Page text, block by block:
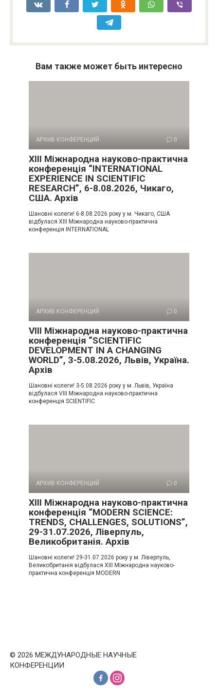
Вам также может быть интересно
АРХИВ КОНФЕРЕНЦИЙ 0
XIII Міжнародна науково-практична
конференція “INTERNATIONAL
EXPERIENCE IN SCIENTIFIC
RESEARCH”, 6-8.08.2026, Чикаго,
США. Архів
Шановні колеги! 6-8.08.2026 року у м. Чикаго, США
відбулася XIII Міжнародна науково-практична
конференція INTERNATIONAL
АРХИВ КОНФЕРЕНЦИЙ 0
VIII Міжнародна науково-практична
конференція “SCIENTIFIC
DEVELOPMENT IN A CHANGING
WORLD”, 3-5.08.2026, Львів, Україна.
Архів
Шановні колеги! 3-5.08.2026 року у м. Львів, Україна
відбулася VIII Міжнародна науково-практична
конференція SCIENTIFIC
АРХИВ КОНФЕРЕНЦИЙ 0
XIII Міжнародна науково-практична
конференція “MODERN SCIENCE:
TRENDS, CHALLENGES, SOLUTIONS”,
29-31.07.2026, Ліверпуль,
Великобританія. Архів
Шановні колеги! 29-31.07.2026 року у м. Ліверпуль,
Великобританія відбулася XIII Міжнародна науково-
практична конференція MODERN
© 2026 МЕЖДУНАРОДНЫЕ НАУЧНЫЕ
КОНФЕРЕНЦИИ